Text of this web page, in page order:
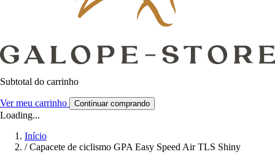
Subtotal do carrinho
Ver meu carrinho Continuar comprando
Loading...
Início
/ Capacete de ciclismo GPA Easy Speed Air TLS Shiny